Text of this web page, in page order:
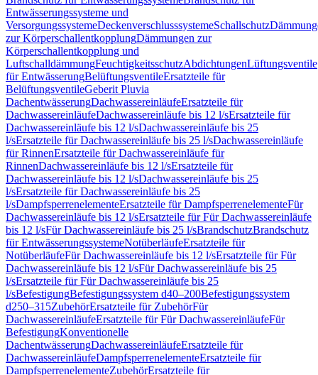
Entwässerungssysteme und
VersorgungssystemeDeckenverschlusssystemeSchallschutz
zur KörperschallentkopplungDämmungen zur
Körperschallentkopplung und
LuftschalldämmungFeuchtigkeitsschutzAbdichtungenLüftungsventile
für EntwässerungBelüftungsventileErsatzteile für
BelüftungsventileGeberit Pluvia
DachentwässerungDachwassereinläufeErsatzteile für
DachwassereinläufeDachwassereinläufe bis 12 l/sErsatzteile für
Dachwassereinläufe bis 12 l/sDachwassereinläufe bis 25
l/sErsatzteile für Dachwassereinläufe bis 25 l/sDachwassereinläufe
für RinnenErsatzteile für Dachwassereinläufe für
RinnenDachwassereinläufe bis 12 l/sErsatzteile für
Dachwassereinläufe bis 12 l/sDachwassereinläufe bis 25
l/sErsatzteile für Dachwassereinläufe bis 25
l/sDampfsperrenelementeErsatzteile für DampfsperrenelementeFür
Dachwassereinläufe bis 12 l/sErsatzteile für Für Dachwassereinläufe
bis 12 l/sFür Dachwassereinläufe bis 25 l/sBrandschutzBrandschutz
für EntwässerungssystemeNotüberläufeErsatzteile für
NotüberläufeFür Dachwassereinläufe bis 12 l/sErsatzteile für Für
Dachwassereinläufe bis 12 l/sFür Dachwassereinläufe bis 25
l/sErsatzteile für Für Dachwassereinläufe bis 25
l/sBefestigungBefestigungssystem d40–200Befestigungssystem
d250–315ZubehörErsatzteile für ZubehörFür
DachwassereinläufeErsatzteile für Für DachwassereinläufeFür
BefestigungKonventionelle
DachentwässerungDachwassereinläufeErsatzteile für
DachwassereinläufeDampfsperrenelementeErsatzteile für
DampfsperrenelementeZubehörErsatzteile für